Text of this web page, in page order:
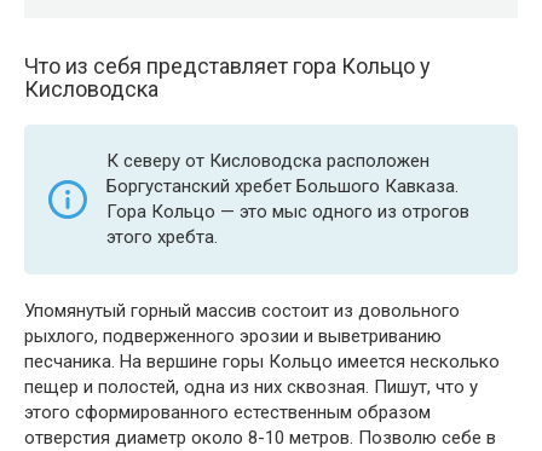
Что из себя представляет гора Кольцо у
Кисловодска
К северу от Кисловодска расположен
Боргустанский хребет Большого Кавказа.
Гора Кольцо — это мыс одного из отрогов
этого хребта.
Упомянутый горный массив состоит из довольного
рыхлого, подверженного эрозии и выветриванию
песчаника. На вершине горы Кольцо имеется несколько
пещер и полостей, одна из них сквозная. Пишут, что у
этого сформированного естественным образом
отверстия диаметр около 8-10 метров. Позволю себе в